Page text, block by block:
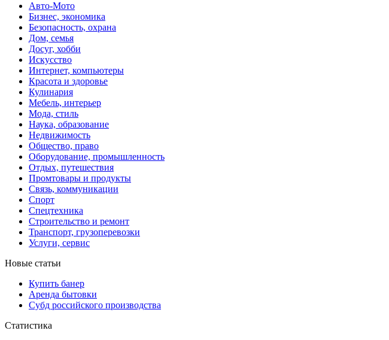
Авто-Мото
Бизнес, экономика
Безопасность, охрана
Дом, семья
Досуг, хобби
Искусство
Интернет, компьютеры
Красота и здоровье
Кулинария
Мебель, интерьер
Мода, стиль
Наука, образование
Недвижимость
Общество, право
Оборудование, промышленность
Отдых, путешествия
Промтовары и продукты
Связь, коммуникации
Спорт
Спецтехника
Строительство и ремонт
Транспорт, грузоперевозки
Услуги, сервис
Новые статьи
Купить банер
Аренда бытовки
Субд российского производства
Статистика